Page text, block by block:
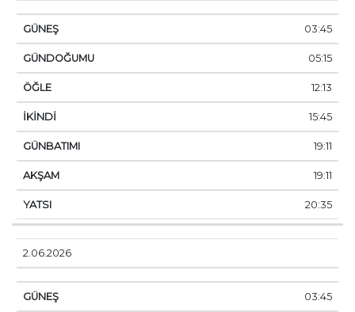
03:45
05:15
12:13
15:45
19:11
19:11
20:35
2.06.2026
03:45